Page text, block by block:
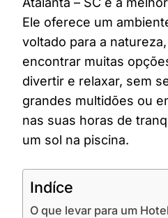
Ele oferece um
voltado para a
encontrar muitas
divertir e relaxar, sem
grandes multidões ou
nas suas horas de
um sol na piscina.
Indíce
O que levar para um